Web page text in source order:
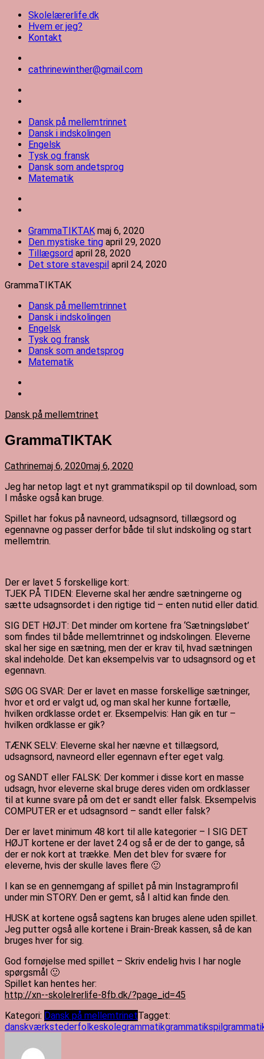
Videre
indhold
Skolelærerlife.dk
Hvem er jeg?
Kontakt
cathrinewinther@gmail.com
Skolelærerlife
Dansk på mellemtrinnet
Dansk i indskolingen
Engelsk
Tysk og fransk
Dansk som andetsprog
Matematik
GrammaTIKTAK maj 6, 2020
Den mystiske ting april 29, 2020
Tillægsord april 28, 2020
Det store stavespil april 24, 2020
GrammaTIKTAK
Dansk på mellemtrinnet
Dansk i indskolingen
Engelsk
Tysk og fransk
Dansk som andetsprog
Matematik
Dansk på mellemtrinet
GrammaTIKTAK
Cathrinemaj 6, 2020maj 6, 2020
Jeg har netop lagt et nyt grammatikspil op til download, som
I måske også kan bruge.
Spillet har fokus på navneord, udsagnsord, tillægsord og
egennavne og passer derfor både til slut indskoling og start
mellemtrin.
Der er lavet 5 forskellige kort:
TJEK PÅ TIDEN: Eleverne skal her ændre sætningerne og
sætte udsagnsordet i den rigtige tid – enten nutid eller datid.
SIG DET HØJT: Det minder om kortene fra ‘Sætningsløbet’
som findes til både mellemtrinnet og indskolingen. Eleverne
skal her sige en sætning, men der er krav til, hvad sætningen
skal indeholde. Det kan eksempelvis var to udsagnsord og et
egennavn.
SØG OG SVAR: Der er lavet en masse forskellige sætninger,
hvor et ord er valgt ud, og man skal her kunne fortælle,
hvilken ordklasse ordet er. Eksempelvis: Han gik en tur –
hvilken ordklasse er gik?
TÆNK SELV: Eleverne skal her nævne et tillægsord,
udsagnsord, navneord eller egennavn efter eget valg.
og SANDT eller FALSK: Der kommer i disse kort en masse
udsagn, hvor eleverne skal bruge deres viden om ordklasser
til at kunne svare på om det er sandt eller falsk. Eksempelvis
COMPUTER er et udsagnsord – sandt eller falsk?
Der er lavet minimum 48 kort til alle kategorier – I SIG DET
HØJT kortene er der lavet 24 og så er de der to gange, så
der er nok kort at trække. Men det blev for svære for
eleverne, hvis der skulle laves flere 🙂
I kan se en gennemgang af spillet på min Instagramprofil
under min STORY. Den er gemt, så I altid kan finde den.
HUSK at kortene også sagtens kan bruges alene uden spillet.
Jeg putter også alle kortene i Brain-Break kassen, så de kan
bruges hver for sig.
God fornøjelse med spillet – Skriv endelig hvis I har nogle
spørgsmål 🙂
Spillet kan hentes her:
http://xn--skolelrerlife-8fb.dk/?page_id=45
Kategori: Dansk på mellemtrinetTagget:
danskværkstederfolkeskolegrammatikgrammatikspil